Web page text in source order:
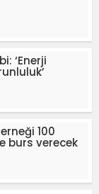
‘Enerji
100
burs verecek